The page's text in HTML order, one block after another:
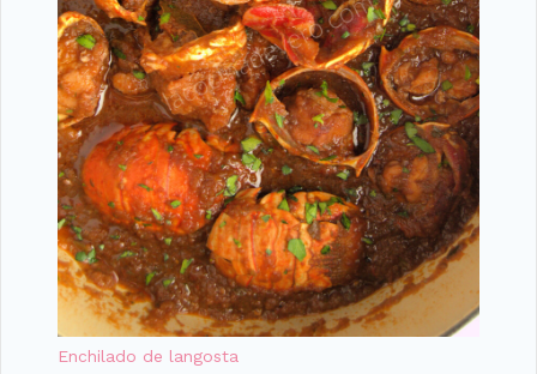
Enchilado de langosta